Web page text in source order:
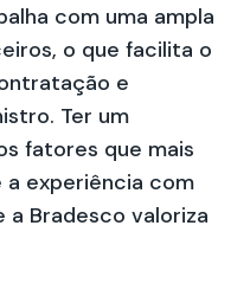
com uma ampla
o que facilita o
e
Ter um
fatores que mais
experiência com
Bradesco valoriza